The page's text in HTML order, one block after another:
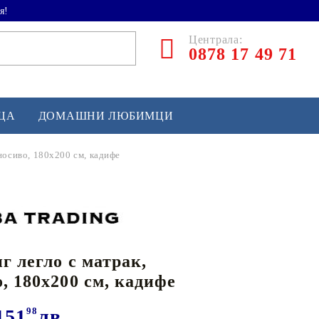
Централа:
0878 17 49 71
и софтбол
и лакрос
спортно оборудване
ДОМАШНИ ЛЮБИМЦИ
180x200 см, кадифе
легло с матрак,
180x200 см, кадифе
98